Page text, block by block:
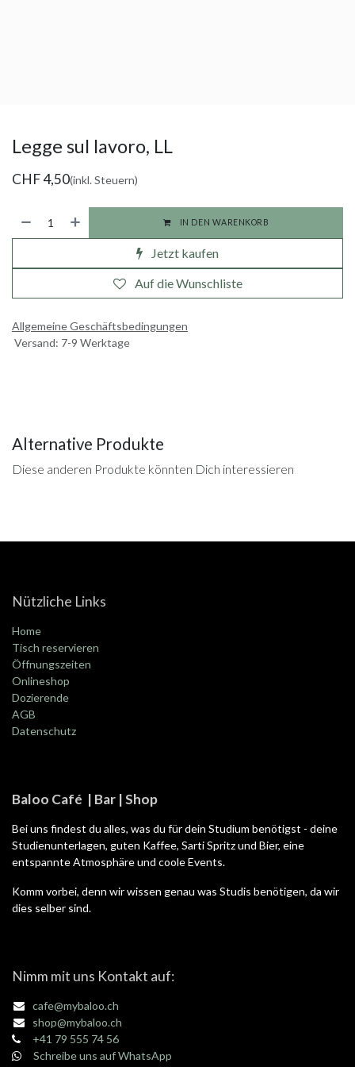
Legge sul lavoro, LL
CHF4,50(inkl. Steuern)
IN DEN WARENKORB
Jetzt kaufen
Auf die Wunschliste
Allgemeine Geschäftsbedingungen
Versand: 7-9 Werktage
Alternative Produkte
Diese anderen Produkte könnten Dich interessieren
Nützliche Links
Home
Tisch reservieren
Öffnungszeiten
Onlineshop
Dozierende
AGB
Datenschutz
Baloo Café | Bar | Shop
Bei uns findest du alles, was du für dein Studium benötigst - deine
Studienunterlagen, guten Kaffee, Sarti Spritz und Bier, eine
entspannte Atmosphäre und coole Events.
Komm vorbei, denn wir wissen genau was Studis benötigen, da wir
dies selber sind.
Nimm mit uns Kontakt auf:
cafe@mybaloo.ch
shop@mybaloo.ch
+41 79 555 74 56
Schreibe uns auf WhatsApp